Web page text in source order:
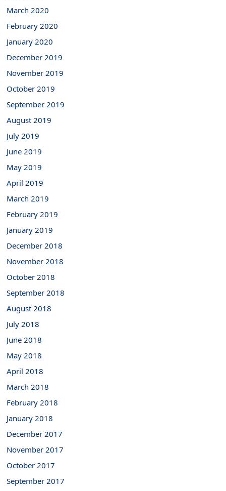
March 2020
February 2020
January 2020
December 2019
November 2019
October 2019
September 2019
August 2019
July 2019
June 2019
May 2019
April 2019
March 2019
February 2019
January 2019
December 2018
November 2018
October 2018
September 2018
August 2018
July 2018
June 2018
May 2018
April 2018
March 2018
February 2018
January 2018
December 2017
November 2017
October 2017
September 2017